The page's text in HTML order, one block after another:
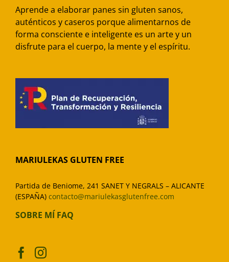
Aprende a elaborar panes sin gluten sanos,
auténticos y caseros porque alimentarnos de
forma consciente e inteligente es un arte y un
disfrute para el cuerpo, la mente y el espíritu.
MARIULEKAS GLUTEN FREE
Partida de Beniome, 241 SANET Y NEGRALS – ALICANTE
(ESPAÑA) contacto@mariulekasglutenfree.com
SOBRE MÍ FAQ